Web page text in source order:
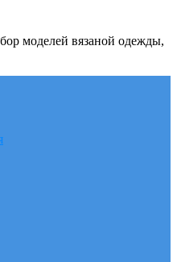
моделей вязаной одежды,